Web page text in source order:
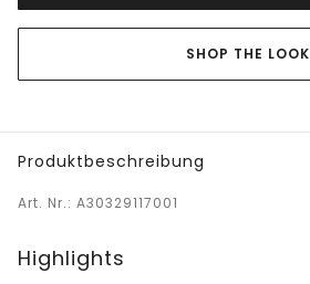
SHOP THE LOOK
Produktbeschreibung
Art. Nr.: A30329117001
Highlights